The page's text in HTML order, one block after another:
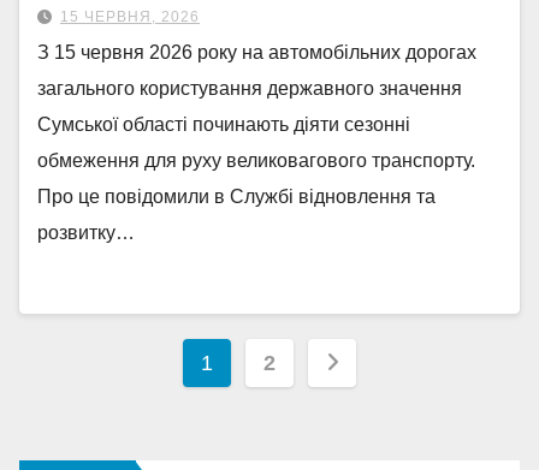
15 ЧЕРВНЯ, 2026
З 15 червня 2026 року на автомобільних дорогах
загального користування державного значення
Сумської області починають діяти сезонні
обмеження для руху великовагового транспорту.
Про це повідомили в Службі відновлення та
розвитку…
Пагінація
1 2